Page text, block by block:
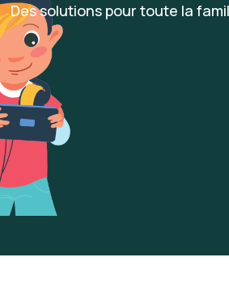
Des solutions pour toute la